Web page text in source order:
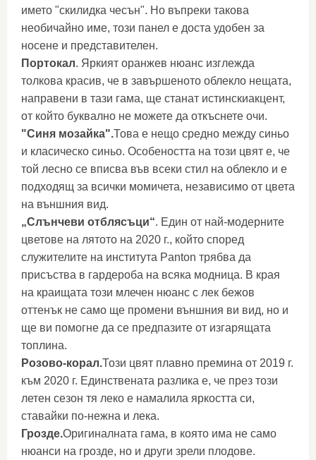
името "скилидка чесън". Но въпреки такова
необичайно име, този панел е доста удобен за
носене и представителен.
Портокал. Яркият оранжев нюанс изглежда
толкова красив, че в завършеното облекло нещата,
направени в тази гама, ще станат истинскиакцент,
от който буквално не можете да откъснете очи.
"Синя мозайка".Това е нещо средно между синьо
и класическо синьо. Особеността на този цвят е, че
той лесно се вписва във всеки стил на облекло и е
подходящ за всички момичета, независимо от цвета
на външния вид.
„Слънчеви отблясъци“. Един от най-модерните
цветове на лятото на 2020 г., който според
служителите на института Panton трябва да
присъства в гардероба на всяка модница. В края
на краищата този млечен нюанс с лек бежов
оттенък не само ще промени външния ви вид, но и
ще ви помогне да се предпазите от изгарящата
топлина.
Розово-корал.Този цвят плавно премина от 2019 г.
към 2020 г. Единствената разлика е, че през този
летен сезон тя леко е намалила яркостта си,
ставайки по-нежна и лека.
Грозде.Оригиналната гама, в която има не само
нюанси на грозде, но и други зрели плодове.